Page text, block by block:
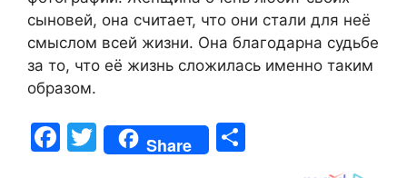
сыновей, она считает, что они стали для неё
смыслом всей жизни. Она благодарна судьбе
за то, что её жизнь сложилась именно таким
образом.
F
T
w
Share